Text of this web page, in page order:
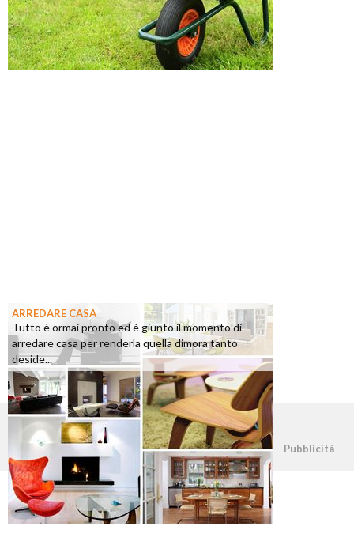
ARREDARE CASA
Tutto è ormai pronto ed è giunto il momento di
arredare casa per renderla quella dimora tanto
deside...
©2026 - casapratica.org - p.iva 03338800984 Pubblicità